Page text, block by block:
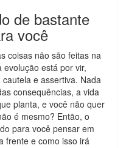
de bastante
você
coisas não são feitas na
está por vir,
e assertiva. Nada
consequências, a vida
planta, e você não quer
é mesmo? Então, o
para você pensar em
frente e como isso irá